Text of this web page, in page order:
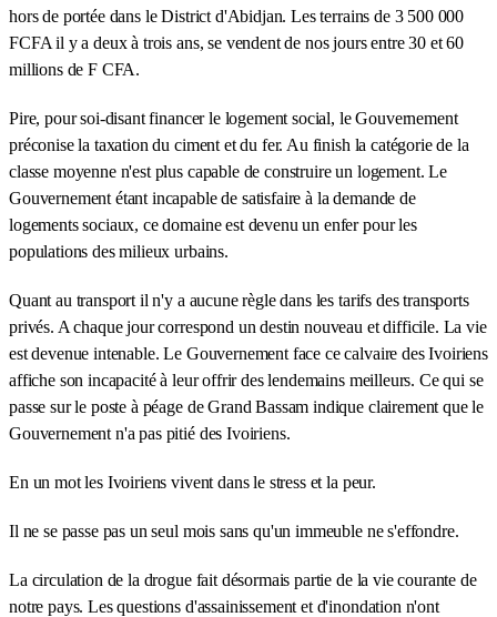
hors de portée dans le District d'Abidjan. Les terrains de 3 500 000
FCFA il y a deux à trois ans, se vendent de nos jours entre 30 et 60
millions de F CFA.
Pire, pour soi-disant financer le logement social, le Gouvernement
préconise la taxation du ciment et du fer. Au finish la catégorie de la
classe moyenne n'est plus capable de construire un logement. Le
Gouvernement étant incapable de satisfaire à la demande de
logements sociaux, ce domaine est devenu un enfer pour les
populations des milieux urbains.
Quant au transport il n'y a aucune règle dans les tarifs des transports
privés. A chaque jour correspond un destin nouveau et difficile. La vie
est devenue intenable. Le Gouvernement face ce calvaire des Ivoiriens
affiche son incapacité à leur offrir des lendemains meilleurs. Ce qui se
passe sur le poste à péage de Grand Bassam indique clairement que le
Gouvernement n'a pas pitié des Ivoiriens.
En un mot les Ivoiriens vivent dans le stress et la peur.
Il ne se passe pas un seul mois sans qu'un immeuble ne s'effondre.
La circulation de la drogue fait désormais partie de la vie courante de
notre pays. Les questions d'assainissement et d'inondation n'ont